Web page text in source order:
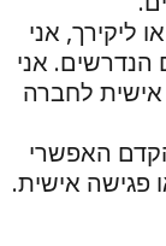
אני
אני
לחברה
האפשרי
פגישה אישית.